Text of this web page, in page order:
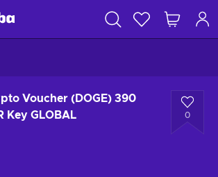
Voucher (DOGE) 390
Key GLOBAL
0